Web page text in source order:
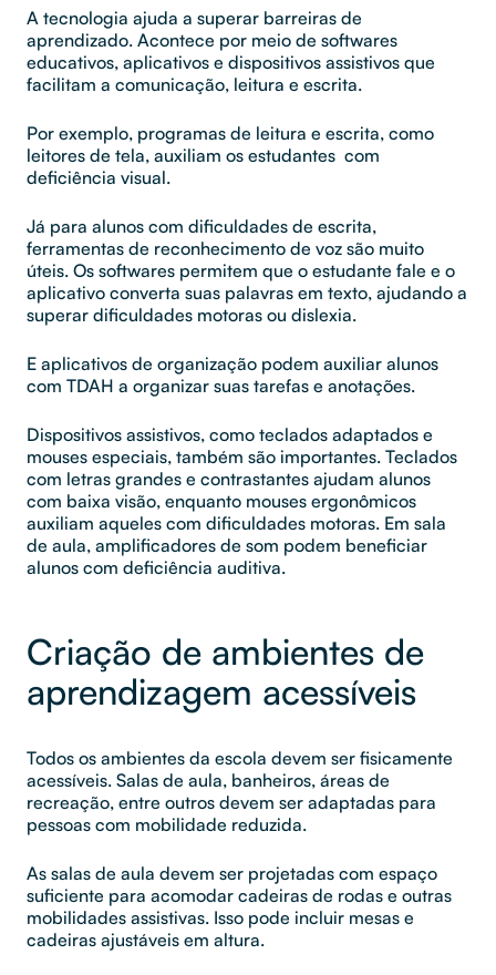
A tecnologia ajuda a superar barreiras de
aprendizado. Acontece por meio de softwares
educativos, aplicativos e dispositivos assistivos que
facilitam a comunicação, leitura e escrita.
Por exemplo, programas de leitura e escrita, como
leitores de tela, auxiliam os estudantes com
deficiência visual.
Já para alunos com dificuldades de escrita,
ferramentas de reconhecimento de voz são muito
úteis. Os softwares permitem que o estudante fale e o
aplicativo converta suas palavras em texto, ajudando a
superar dificuldades motoras ou dislexia.
E aplicativos de organização podem auxiliar alunos
com TDAH a organizar suas tarefas e anotações.
Dispositivos assistivos, como teclados adaptados e
mouses especiais, também são importantes. Teclados
com letras grandes e contrastantes ajudam alunos
com baixa visão, enquanto mouses ergonômicos
auxiliam aqueles com dificuldades motoras. Em sala
de aula, amplificadores de som podem beneficiar
alunos com deficiência auditiva.
Criação de ambientes de
aprendizagem acessíveis
Todos os ambientes da escola devem ser fisicamente
acessíveis. Salas de aula, banheiros, áreas de
recreação, entre outros devem ser adaptadas para
pessoas com mobilidade reduzida.
As salas de aula devem ser projetadas com espaço
suficiente para acomodar cadeiras de rodas e outras
mobilidades assistivas. Isso pode incluir mesas e
cadeiras ajustáveis em altura.